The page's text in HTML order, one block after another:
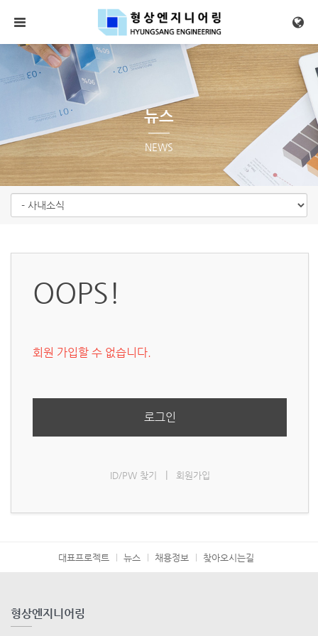
메뉴 건너뛰기
뉴스
NEWS
OOPS!
회원 가입할 수 없습니다.
로그인
ID/PW 찾기 회원가입
대표프로젝트 뉴스 채용정보 찾아오시는길
형상엔지니어링